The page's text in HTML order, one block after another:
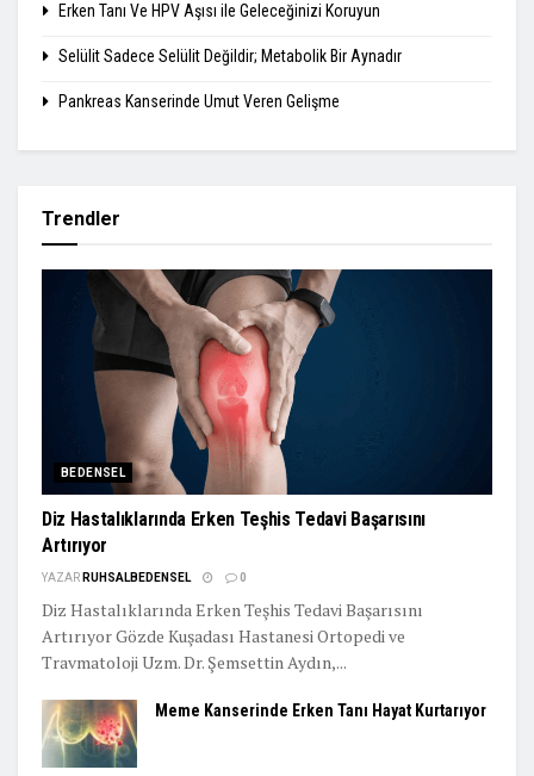
Erken Tanı Ve HPV Aşısı ile Geleceğinizi Koruyun
Selülit Sadece Selülit Değildir; Metabolik Bir Aynadır
Pankreas Kanserinde Umut Veren Gelişme
Trendler
BEDENSEL
Diz Hastalıklarında Erken Teşhis Tedavi Başarısını
Artırıyor
YAZAR RUHSALBEDENSEL 0
Diz Hastalıklarında Erken Teşhis Tedavi Başarısını
Artırıyor Gözde Kuşadası Hastanesi Ortopedi ve
Travmatoloji Uzm. Dr. Şemsettin Aydın,...
Meme Kanserinde Erken Tanı Hayat Kurtarıyor